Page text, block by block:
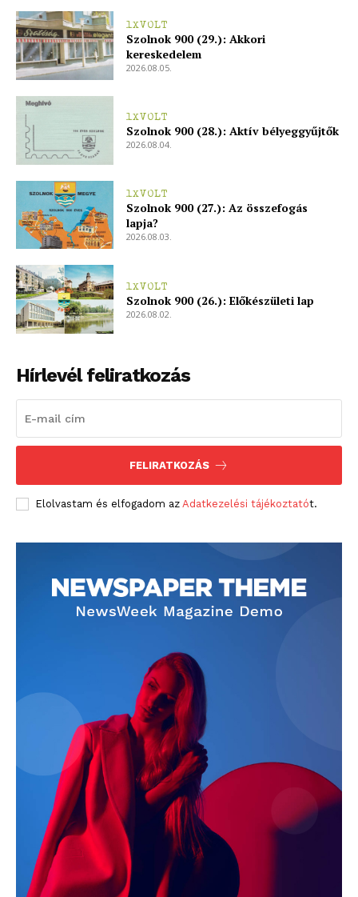
1XVOLT
Szolnok 900 (29.): Akkori
kereskedelem
2026.08.05.
1XVOLT
Szolnok 900 (28.): Aktív bélyeggyűjtők
2026.08.04.
1XVOLT
Szolnok 900 (27.): Az összefogás
lapja?
2026.08.03.
1XVOLT
Szolnok 900 (26.): Előkészületi lap
2026.08.02.
Hírlevél feliratkozás
FELIRATKOZÁS
Elolvastam és elfogadom az Adatkezelési tájékoztatót.